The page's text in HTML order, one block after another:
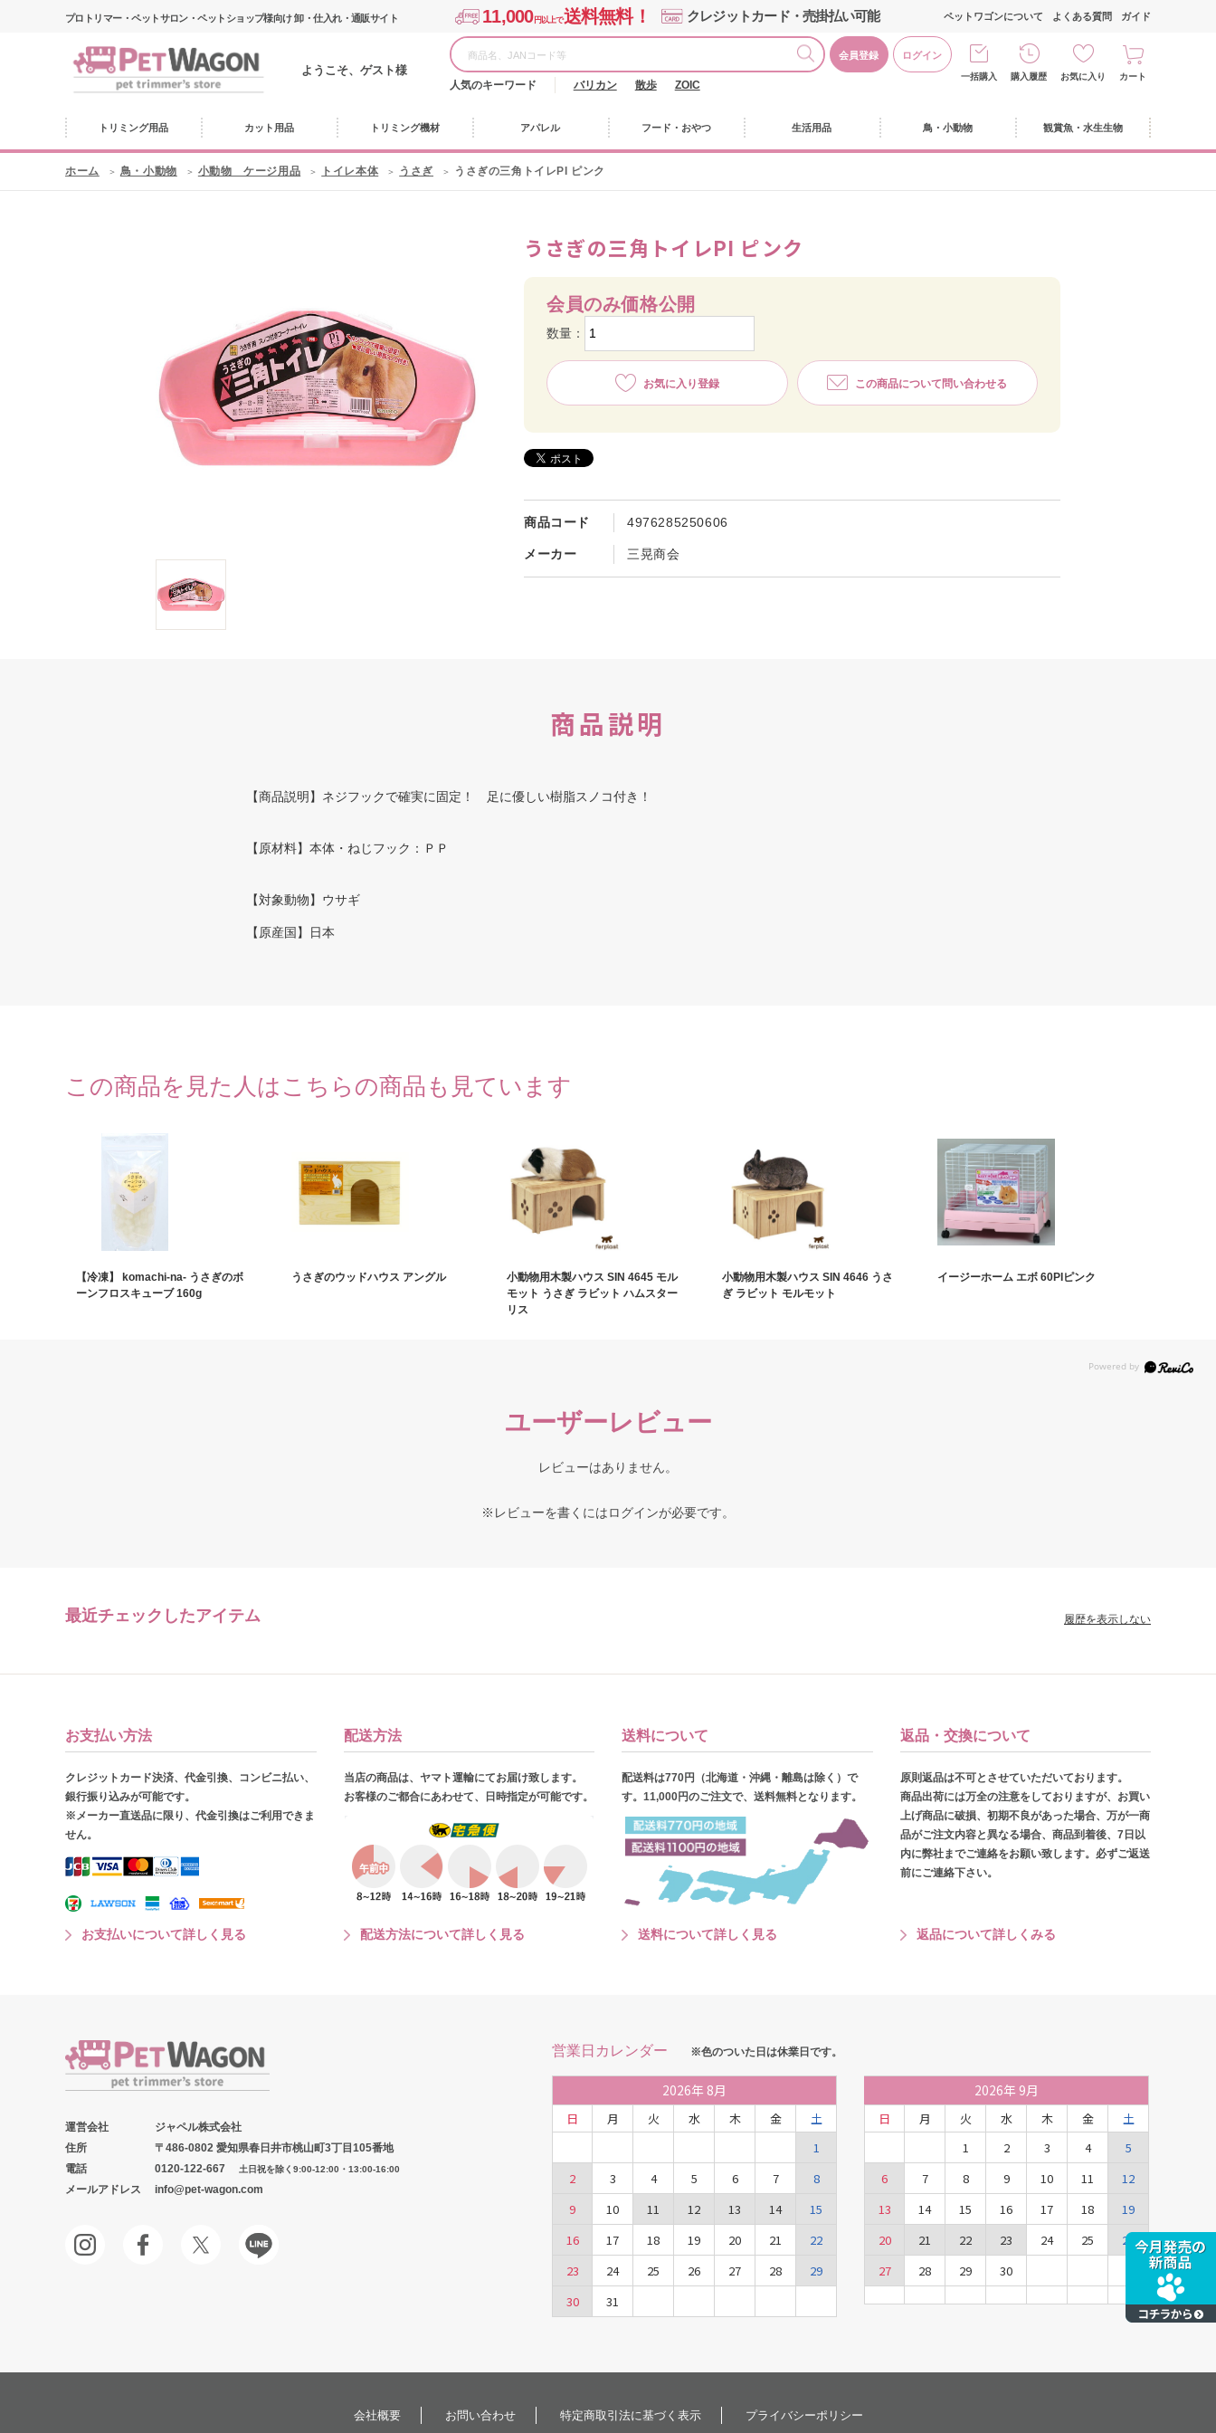
プロトリマー・ペットサロン・ペットショップ様向け 卸・仕入れ・通販サイト 11,000円以上で送料無料！ クレジットカード・売掛払い可能
ようこそ、ゲスト様
会員登録 ログイン
人気のキーワード バリカン 散歩 ZOIC
ペットワゴンについて よくある質問 ガイド
一括購入 購入履歴 お気に入り カート
トリミング用品 カット用品 トリミング機材 アパレル フード・おやつ 生活用品 鳥・小動物 観賞魚・水生生物
ホーム 鳥・小動物 小動物 ケージ用品 トイレ本体 うさぎ うさぎの三角トイレPI ピンク
うさぎの三角トイレPI ピンク
商品コード 4976285250606
メーカー 三晃商会
会員のみ価格公開
数量：
お気に入り登録 この商品について問い合わせる
商品説明
【商品説明】ネジフックで確実に固定！ 足に優しい樹脂スノコ付き！
【原材料】本体・ねじフック：ＰＰ
【対象動物】ウサギ
【原産国】日本
この商品を見た人はこちらの商品も見ています
【冷凍】 komachi‐na‐ うさぎのボ
ーンフロスキューブ 160g
うさぎのウッドハウス アングル
小動物用木製ハウス SIN 4645 モル
モット うさぎ ラビット ハムスター
リス
小動物用木製ハウス SIN 4646 うさ
ぎ ラビット モルモット
イージーホーム エボ 60PIピンク
ユーザーレビュー
レビューはありません。
※レビューを書くにはログインが必要です。
最近チェックしたアイテム 履歴を表示しない
お支払い方法
クレジットカード決済、代金引換、コンビニ払い、
銀行振り込みが可能です。
※メーカー直送品に限り、代金引換はご利用できま
せん。
お支払いについて詳しく見る
配送方法
当店の商品は、ヤマト運輸にてお届け致します。
お客様のご都合にあわせて、日時指定が可能です。
配送方法について詳しく見る
送料について
配送料は770円（北海道・沖縄・離島は除く）で
す。11,000円のご注文で、送料無料となります。
送料について詳しく見る
返品・交換について
原則返品は不可とさせていただいております。
商品出荷には万全の注意をしておりますが、お買い
上げ商品に破損、初期不良があった場合、万が一商
品がご注文内容と異なる場合、商品到着後、7日以
内に弊社までご連絡をお願い致します。必ずご返送
前にご連絡下さい。
返品について詳しくみる
運営会社
ジャペル株式会社
住所
〒486-0802 愛知県春日井市桃山町3丁目105番地
電話
0120-122-667 土日祝を除く9:00-12:00・13:00-16:00
メールアドレス info@pet-wagon.com
営業日カレンダー ※色のついた日は休業日です。
2026年 8月
日 月 火 水 木 金
土
1
2
3 4 5 6 7
8
9
10 11 12 13 14
15
16
17 18 19 20 21
22
23
24 25 26 27 28
29
30
31
2026年 9月
日 月 火 水 木 金
土
1
2 3 4
5
6
7 8 9 10 11
12
13
14 15 16 17 18
19
20
21 22 23 24 25
26
27
28 29 30
会社概要 お問い合わせ 特定商取引法に基づく表示 プライバシーポリシー